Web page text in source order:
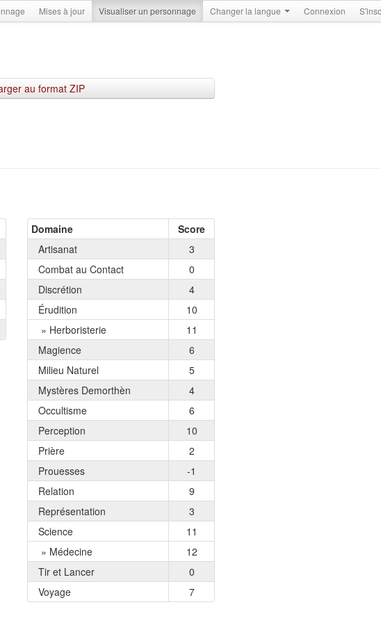
Mises à jour Visualiser un personnage Changer la langue Connexion
au format ZIP
Domaine
Score
Artisanat
3
Combat au Contact
0
Discrétion
4
Érudition
10
» Herboristerie
11
Magience
6
Milieu Naturel
5
Mystères Demorthèn
4
Occultisme
6
Perception
10
Prière
2
Prouesses
-1
Relation
9
Représentation
3
Science
11
» Médecine
12
Tir et Lancer
0
Voyage
7